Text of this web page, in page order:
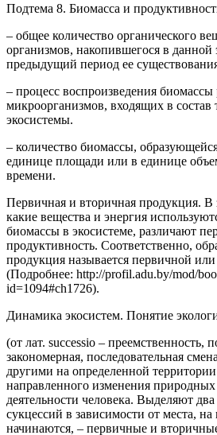
Подтема 8. Биомасса и
– общее количество органического
организмов, накопившегося в данной
предыдущий период ее
– процесс воспроизведения
микроорганизмов, входящих в
экосистемы.
– количество биомассы,
единице площади или в единице
времени.
Первичная и вторичная продукция. В
какие вещества и энергия
биомассы в экосистеме, различают
продуктивность. Соответственно,
продукция называется первичной
(Подробнее: http://profil.adu.by/mod/
id=1094#ch1726).
Динамика экосистем. Понятие
(от лат. successio – преемственность,
закономерная, последовательная
другими на определенной
направленного изменения
деятельности человека. Выделяют
сукцессий в зависимости от места,
начинаются, – первичные и